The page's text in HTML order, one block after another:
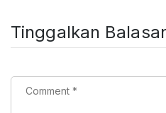
Tinggalkan